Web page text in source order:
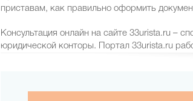
приставам, как правильно оформить
Консультация онлайн на сайте 33urista.ru –
юридической конторы. Портал 33urista.ru